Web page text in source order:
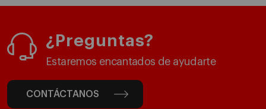
¿Preguntas?
Estaremos encantados de ayudarte
CONTÁCTANOS